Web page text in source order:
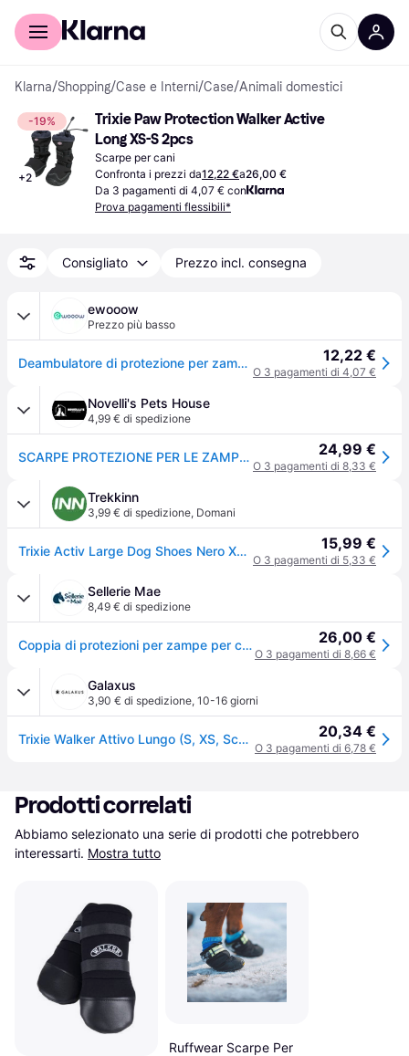
Per il tuo shopping
Klarna/Shopping/Case e Interni/Case/Animali domestici
-19%
+2
Trixie Paw Protection Walker Active
Long XS-S 2pcs
Scarpe per cani
Confronta i prezzi da12,22 €a26,00 €
Da 3 pagamenti di 4,07 € con
Prova pagamenti flessibili*
Consigliato Prezzo incl. consegna
ewooow
Prezzo più basso
Deambulatore di protezione per zampe Trixie 19410 12,22 €
O 3 pagamenti di 4,07 €
Novelli's Pets House
4,99 € di spedizione
SCARPE PROTEZIONE PER LE ZAMPE - 2 SCARPE - XS-S 24,99 €
O 3 pagamenti di 8,33 €
Trekkinn
3,99 € di spedizione, Domani
Trixie Activ Large Dog Shoes Nero XS-S 15,99 €
O 3 pagamenti di 5,33 €
Sellerie Mae
8,49 € di spedizione
Coppia di protezioni per zampe per cani Trixie Walker Active Long - Noir 26,00 €
O 3 pagamenti di 8,66 €
Galaxus
3,90 € di spedizione, 10-16 giorni
Trixie Walker Attivo Lungo (S, XS, Scarpe per cani), Abbigliamento cani 20,34 €
O 3 pagamenti di 6,78 €
Prodotti correlati
Abbiamo selezionato una serie di prodotti che potrebbero
interessarti. Mostra tutto
Ruffwear Scarpe Per